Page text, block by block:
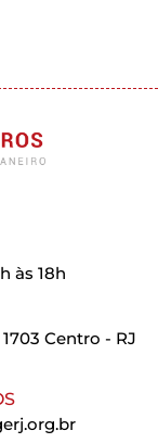
às 18h
Centro - RJ